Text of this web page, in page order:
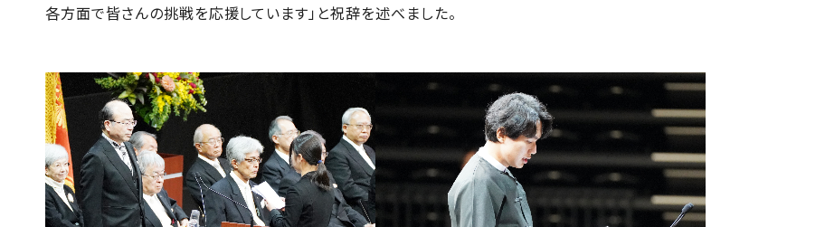
各方面で皆さんの挑戦を応援しています」と祝辞を述べました。